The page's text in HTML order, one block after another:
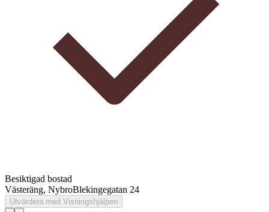
Besiktigad bostad
Västeräng, NybroBlekingegatan 24
Utvärdera med Visningshjälpen